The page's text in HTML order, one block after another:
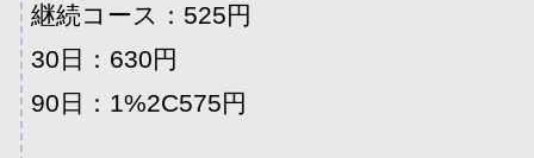
継続コース：525円
30日：630円
90日：1%2C575円